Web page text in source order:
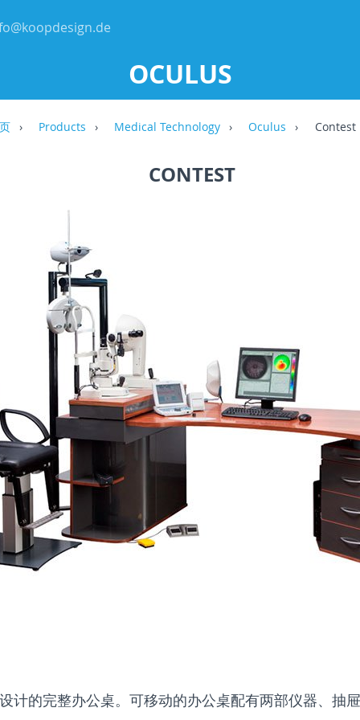
OCULUS
Products Medical Technology Oculus Contest
CONTEST
计的完整办公桌。可移动的办公桌配有两部仪器、抽